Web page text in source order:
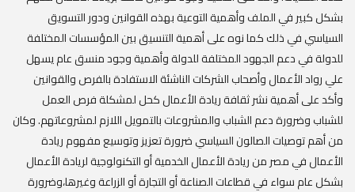
بشكل كبير في الملف وأهمية التوعية بهذه القوانين ودور التسويق
السياسي في ذلك كما نوه على أهمية التنسيق بين المؤسسات المختلفة
للدولة في دعم الجهود المختلفة للدولة وأهمية وجود منسق عام يسهل
علي رواد الأعمال وأصحاب الشركات الناشئة الاستفادة بالفرص والقوانين
وأكد على أهمية نشر ثقافة ريادة الأعمال كحل لمشكلة فرص العمل
للشباب وضرورة دعم الشباب والمشروعات بالتمويل اللازم لمشروعاتهم. ‏‎وكان
من أهم توصيات الصالون السياسي ضرورة تعزيز وتوسيع مفهوم ريادة
الأعمال في مصر من ريادة الأعمال الخدمية أو التكنولوجية لريادة الأعمال
بشكل عام سواء في قطاعات الصناعة أو التجارة أو الزراعة وغيرها،وضرورة